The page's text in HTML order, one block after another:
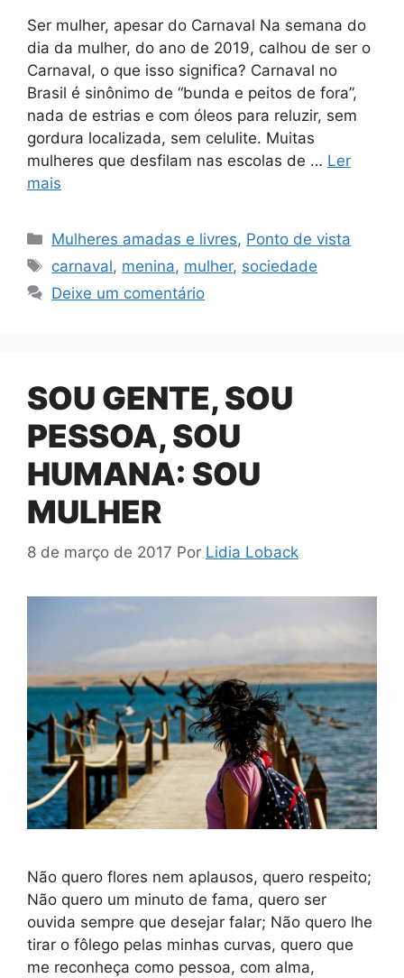
Ser mulher, apesar do Carnaval Na semana do
dia da mulher, do ano de 2019, calhou de ser o
Carnaval, o que isso significa? Carnaval no
Brasil é sinônimo de “bunda e peitos de fora”,
nada de estrias e com óleos para reluzir, sem
gordura localizada, sem celulite. Muitas
mulheres que desfilam nas escolas de … Ler
mais
Categorias
Mulheres amadas e livres, Ponto de vista
Tags
carnaval, menina, mulher, sociedade
Deixe um comentário
SOU GENTE, SOU
PESSOA, SOU
HUMANA: SOU
MULHER
8 de março de 2017 Por Lidia Loback
Não quero flores nem aplausos, quero respeito;
Não quero um minuto de fama, quero ser
ouvida sempre que desejar falar; Não quero lhe
tirar o fôlego pelas minhas curvas, quero que
me reconheça como pessoa, com alma,